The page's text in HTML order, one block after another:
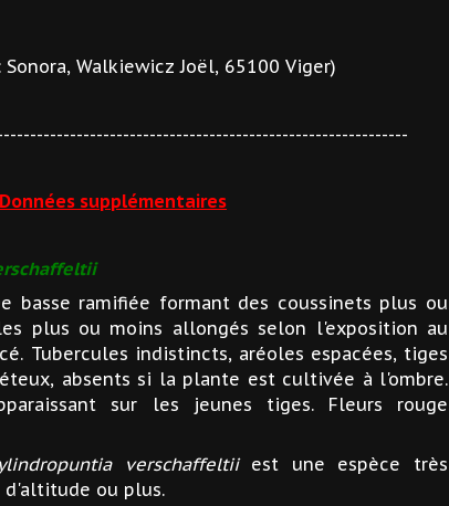
Sonora, Walkiewicz Joël, 65100 Viger)
Données supplémentaires
basse ramifiée formant des coussinets plus ou
plus ou moins allongés selon l'exposition au
Tubercules indistincts, aréoles espacées, tiges
absents si la plante est cultivée à l'ombre.
sur les jeunes tiges. Fleurs rouge
verschaffeltiiest une espèce très
d'altitude ou plus.